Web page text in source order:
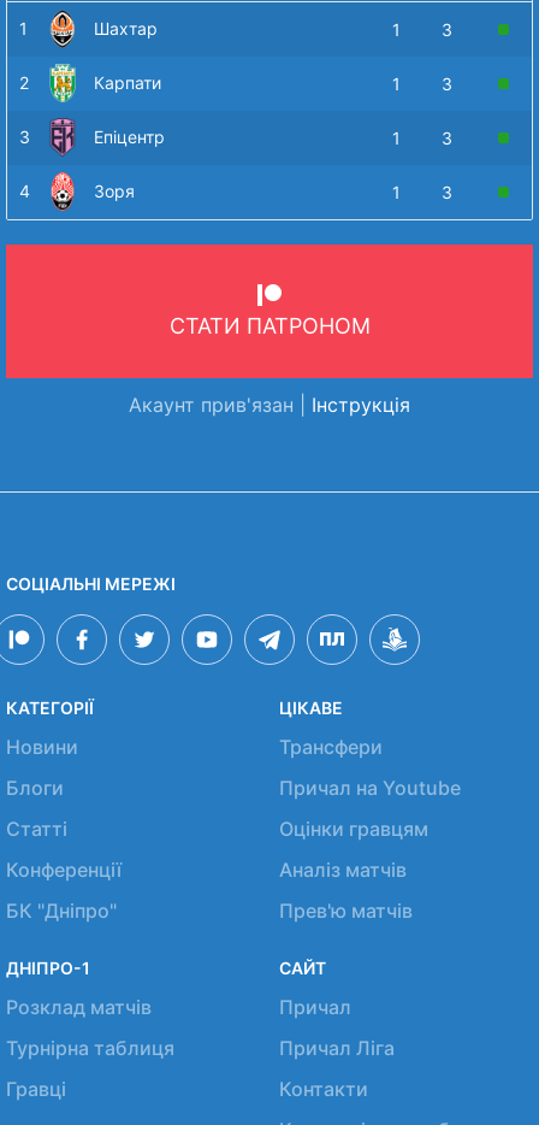
1 Шахтар 1 3
2 Карпати 1 3
3 Епіцентр 1 3
4 Зоря 1 3
СТАТИ ПАТРОНОМ
Акаунт прив'язан | Інструкція
СОЦІАЛЬНІ МЕРЕЖІ
КАТЕГОРІЇ
Новини
Блоги
Статті
Конференції
БК "Дніпро"
ЦІКАВЕ
Трансфери
Причал на Youtube
Оцінки гравцям
Аналіз матчів
Прев'ю матчів
ДНІПРО-1
Розклад матчів
Турнірна таблиця
Гравці
САЙТ
Причал
Причал Ліга
Контакти